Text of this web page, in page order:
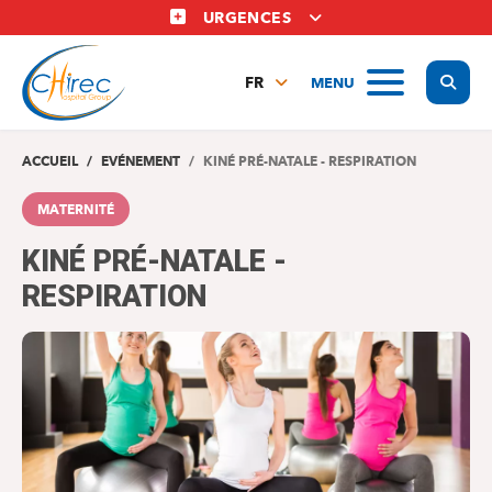
au
contenu
principal
URGENCES
MENU
FR
EN
ACCUEIL EVÉNEMENT KINÉ PRÉ-NATALE - RESPIRATION
MATERNITÉ
KINÉ PRÉ-NATALE -
RESPIRATION